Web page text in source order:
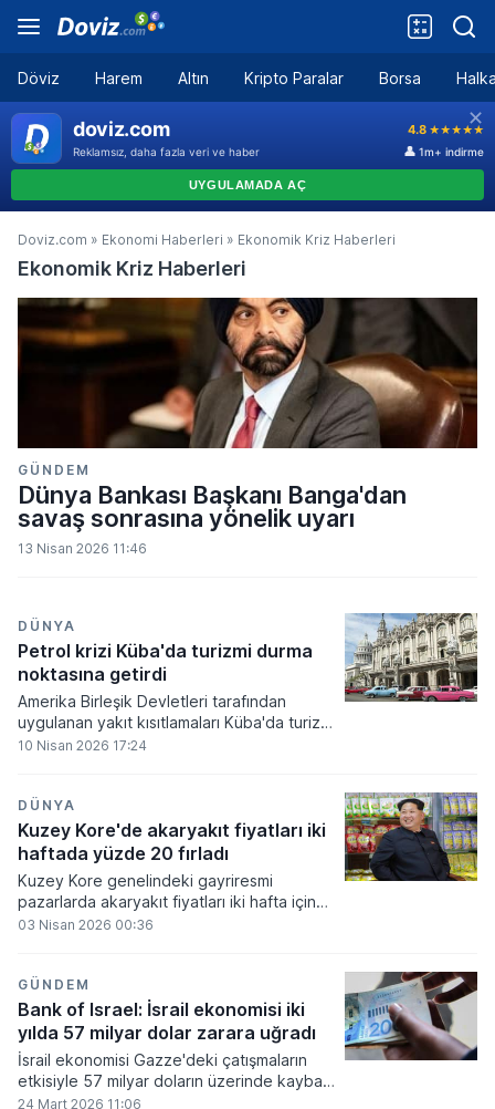
Döviz Harem Altın Kripto Paralar Borsa
Doviz.com » Ekonomi Haberleri » Ekonomik Kriz Haberleri
Ekonomik Kriz Haberleri
GÜNDEM
Dünya Bankası Başkanı Banga'dan
savaş sonrasına yönelik uyarı
13 Nisan 2026 11:46
DÜNYA
Petrol krizi Küba'da turizmi durma
noktasına getirdi
Amerika Birleşik Devletleri tarafından
uygulanan yakıt kısıtlamaları Küba'da turizm
sektörünü durma noktasına getirdi.
10 Nisan 2026 17:24
DÜNYA
Kuzey Kore'de akaryakıt fiyatları iki
haftada yüzde 20 fırladı
Kuzey Kore genelindeki gayriresmi
pazarlarda akaryakıt fiyatları iki hafta içinde
yüzde 20 oranında artış göstererek
yerel tarım sezonunun başlamasıyla artan
talep, temel gıda maddelerinin fiyatlarını da
yukarı çekti.
03 Nisan 2026 00:36
GÜNDEM
Bank of Israel: İsrail ekonomisi iki
yılda 57 milyar dolar zarara uğradı
İsrail ekonomisi Gazze'deki çatışmaların
etkisiyle 57 milyar doların üzerinde kayba
uğradı. Bank of Israel tarafından yayımlanan
24 Mart 2026 11:06